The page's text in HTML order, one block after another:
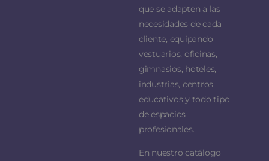
que se adapten a las
necesidades de cada
cliente, equipando
vestuarios, oficinas,
gimnasios, hoteles,
industrias, centros
educativos y todo tipo
de espacios
profesionales.
En nuestro catálogo